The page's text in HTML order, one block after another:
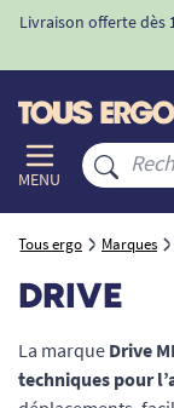
-10%avec le
MENU
Tous ergo Marques
DRIVE
La marque Drive
techniques pour